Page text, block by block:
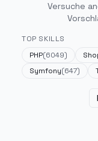
Versuche
TOP SKILLS
PHP(6049)
Symfony(647)